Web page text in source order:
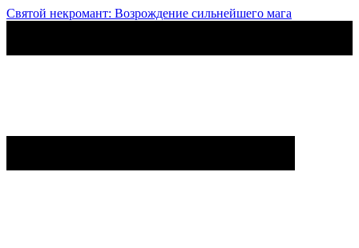
Святой некромант: Возрождение сильнейшего мага